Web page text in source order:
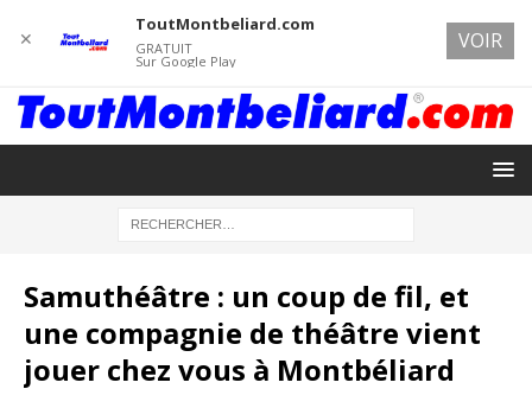
Samuthéâtre : un coup de fil, et
une compagnie de théâtre vient
jouer chez vous à Montbéliard
✕
ToutMontbeliard.com
GRATUIT
Sur Google Play
VOIR